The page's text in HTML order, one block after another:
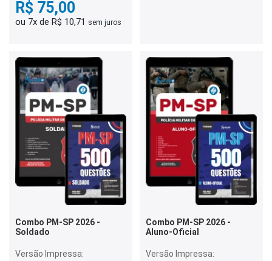
R$ 75,00
ou 7x de R$ 10,71 sem juros
Combo PM-SP 2026 -
Soldado
Versão Impressa:
Combo PM-SP 2026 -
Aluno-Oficial
Versão Impressa: